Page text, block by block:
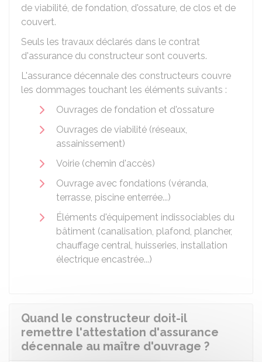
de viabilité, de fondation, d'ossature, de clos et de
couvert.
Seuls les travaux déclarés dans le contrat
d'assurance du constructeur sont couverts.
L'assurance décennale des constructeurs couvre
les dommages touchant les éléments suivants :
Ouvrages de fondation et d'ossature
Ouvrages de viabilité (réseaux,
assainissement)
Voirie (chemin d'accès)
Ouvrage avec fondations (véranda,
terrasse, piscine enterrée...)
Éléments d'équipement indissociables du
bâtiment (canalisation, plafond, plancher,
chauffage central, huisseries, installation
électrique encastrée...)
Quand le constructeur doit-il
remettre l'attestation d'assurance
décennale au maître d'ouvrage ?